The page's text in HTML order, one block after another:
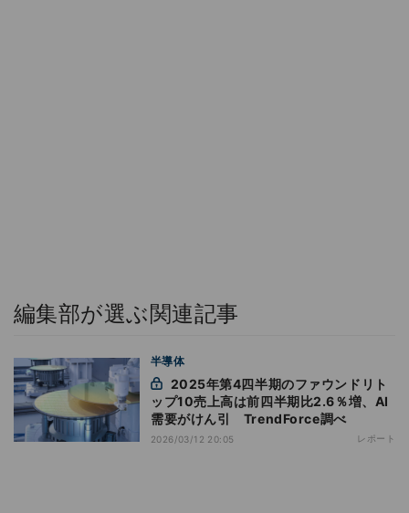
編集部が選ぶ関連記事
半導体
ップ10売上高は前四半期比2.6％増、AI
需要がけん引 TrendForce調べ
2026/03/12 20:05 レポート